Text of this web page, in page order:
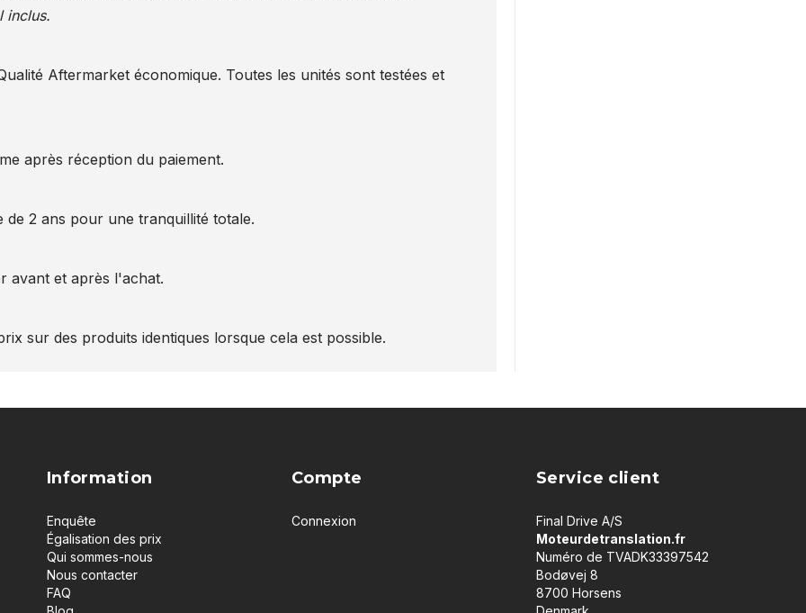
inclus.
Aftermarket économique. Toutes les unités sont testées et
après réception du paiement.
2 ans pour une tranquillité totale.
avant et après l'achat.
sur des produits identiques lorsque cela est possible.
Information
Enquête
Égalisation des prix
Qui sommes-nous
Nous contacter
FAQ
Compte
Connexion
Service client
Final Drive A/S
Moteurdetranslation.fr
Numéro de TVADK33397542
Bodøvej 8
8700 Horsens